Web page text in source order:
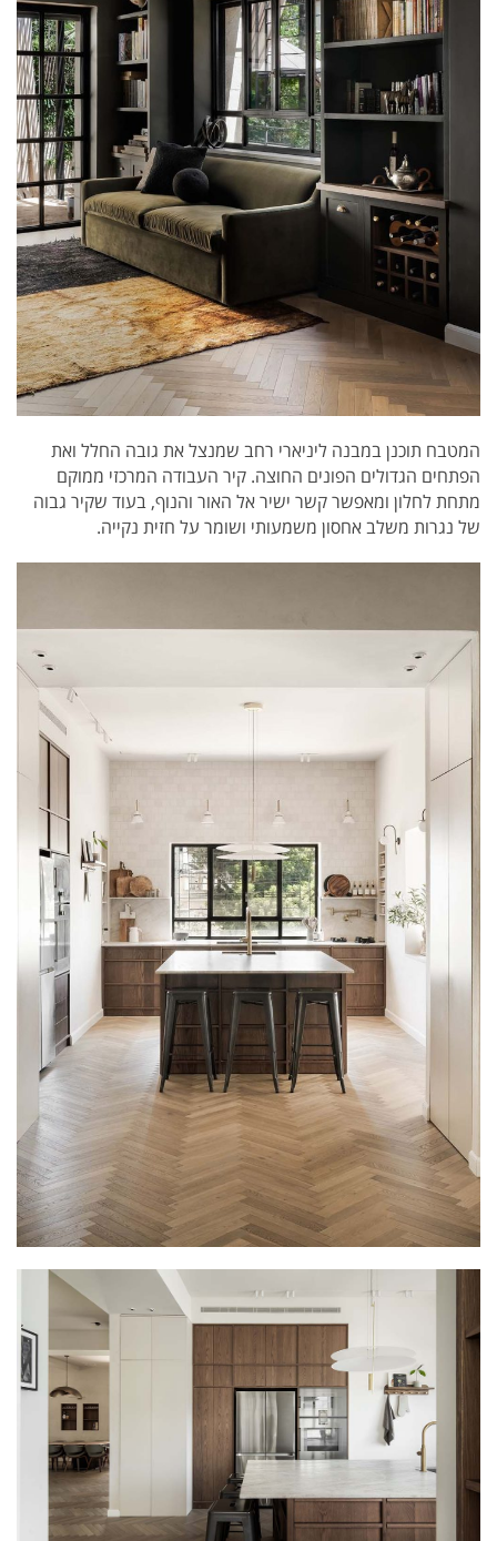
המטבח תוכנן במבנה ליניארי רחב שמנצל את גובה החלל ואת
הפתחים הגדולים הפונים החוצה. קיר העבודה המרכזי ממוקם
מתחת לחלון ומאפשר קשר ישיר אל האור והנוף, בעוד שקיר גבוה
של נגרות משלב אחסון משמעותי ושומר על חזית נקייה.